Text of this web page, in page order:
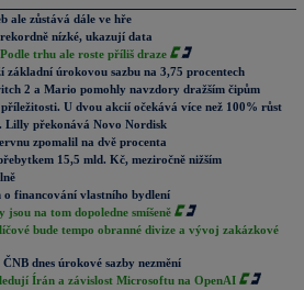
ale zůstává dále ve hře
nízké, ukazují data
trhu ale roste příliš draze
úrokovou sazbu na 3,75 procentech
2 a Mario pomohly navzdory dražším čipům
U dvou akcií očekává více než 100% růst
Lilly překonává Novo Nordisk
zpomalil na dvě procenta
15,5 mld. Kč, meziročně nižším
financování vlastního bydlení
na tom dopoledne smíšeně
bude tempo obranné divize a vývoj zakázkové
dnes úrokové sazby nezmění
Írán a závislost Microsoftu na OpenAI